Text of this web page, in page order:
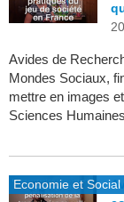
Avides de
Mondes Sociaux,
mettre en images
Sciences
Economie et Social